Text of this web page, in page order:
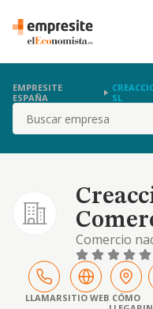
EMPRESITE
ESPAÑA
SL
Buscar
Comercio
artículos
formación y
LLAMARSITIO WEB CÓMO